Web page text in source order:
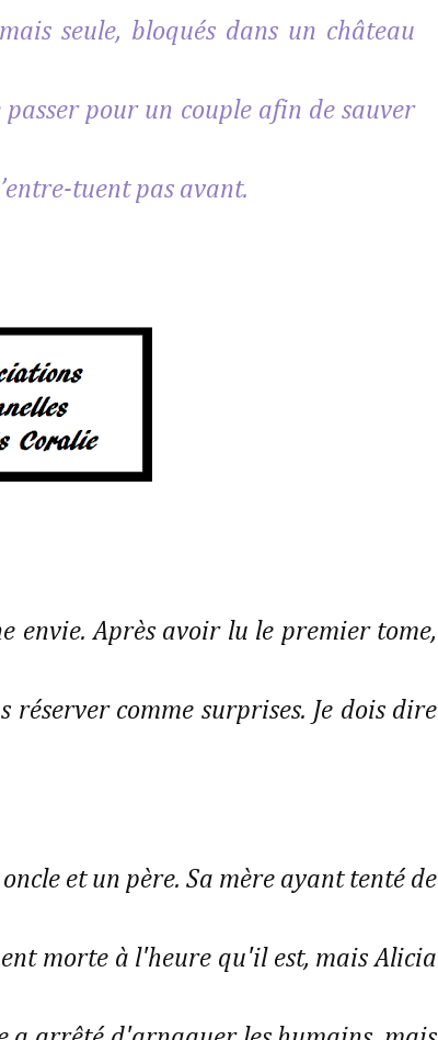
seule, bloqués dans un château
pour un couple afin de sauver
tuent pas avant.
envie. Après avoir lu le premier tome,
comme surprises. Je dois dire
et un père. Sa mère ayant tenté de
morte à l'heure qu'il est, mais Alicia